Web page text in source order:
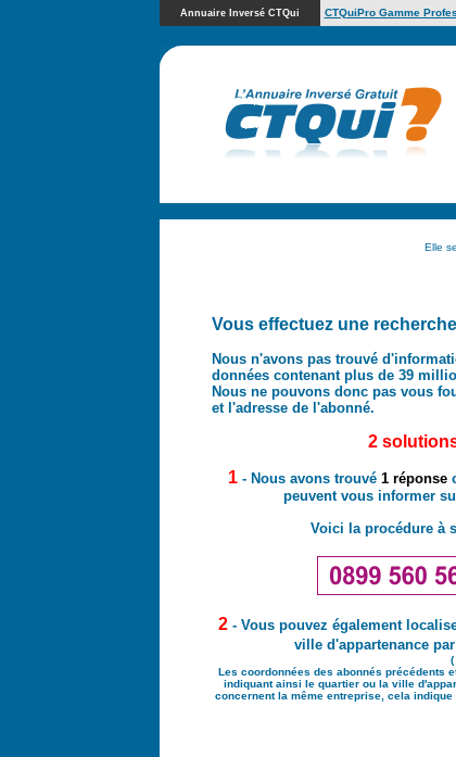
Annuaire Inversé CTQui CTQuiPro Gamme
Elle
Vous effectuez une
Nous n'avons pas trouvé
données contenant plus de 39
Nous ne pouvons donc pas vous
et l'adresse de l'abonné.
2
1- Nous avons trouvé 1 réponse
peuvent vous informer
Voici la procédure à
2- Vous pouvez également
ville d'appartenance
(
Les coordonnées des abonnés précédents
indiquant ainsi le quartier ou la ville
concernent la même entreprise, cela